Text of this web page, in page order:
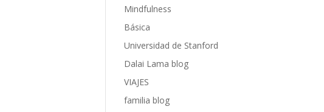
Mindfulness
Básica
Universidad de Stanford
Dalai Lama blog
VIAJES
familia blog